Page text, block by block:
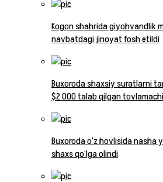
Kogon shahrida giyohvandlik
navbatdagi jinoyat fosh etildi
Buxoroda shaxsiy suratlarni
$2 000 talab qilgan
Buxoroda o‘z hovlisida
shaxs qo‘lga olindi